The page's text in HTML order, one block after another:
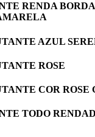
RENDA
AZUL
ROSE
COR ROSE
TODO